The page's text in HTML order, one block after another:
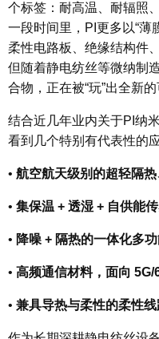
个标签： 耐高温、耐辐照
一段时间里，PI更多以“薄
柔性电路板、绝缘结构件
但随着静电纺丝等微纳制
合物，正在被“玩”出全新的
结合近几年业内关于PI纳
看到几个特别有代表性的
• 航空航天级别的超轻隔
• 集保温 + 透湿 + 自供能
• 降噪 + 隔热的一体化多
• 高频通信材料， 面向 5G/
• 兼具导热与柔性的柔性